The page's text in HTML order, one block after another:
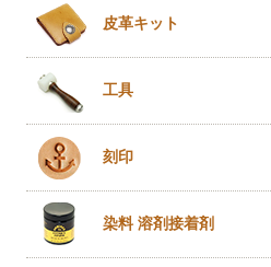
皮革キット
工具
刻印
染料 溶剤接着剤